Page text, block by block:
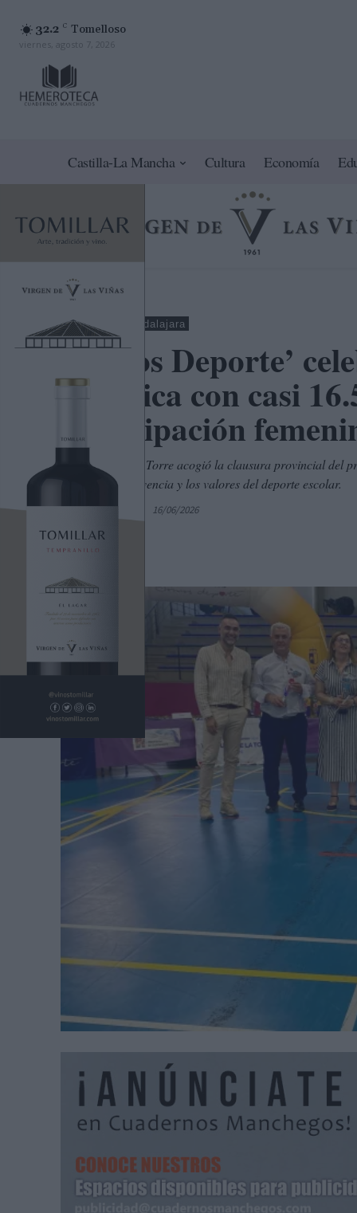
32.2 C Tomelloso
viernes, agosto 7, 2026
Castilla-La Mancha Cultura Economía
Deportes Guadalajara
‘Somos Deporte’
histórica con casi
participación
Villanueva de la Torre acogió la clausura provincial del
talento, la convivencia y los valores del deporte escolar.
Por C. Manchegos 16/06/2026